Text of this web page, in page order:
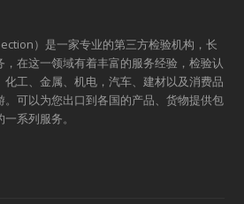
）是一家专业的第三方检验机构，长
在这一领域有着丰富的服务经验，检验认
工、金属、机电，汽车、建材以及消费品
可以为您出口到各国的产品、货物提供包
系列服务。